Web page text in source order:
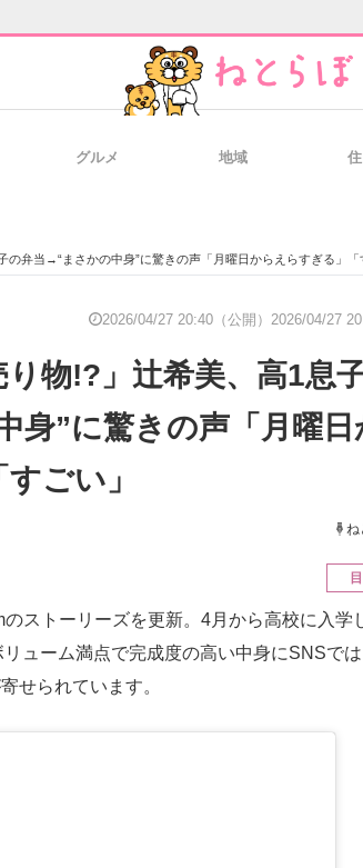
総合サイト IT製品の技術・比較・事例
グルメ 地域
の弁当→“まさかの中身”に驚きの声「月曜日からえらすぎる」「
2026/04/27 20:40（公開） 2026/04/27
り物!?」辻希美、高1息
身”に驚きの声「月曜日
ごい」
ね
ストーリーズを更新。4月から高校に入学
ューム満点で完成度の高い中身にSNSで
せられています。